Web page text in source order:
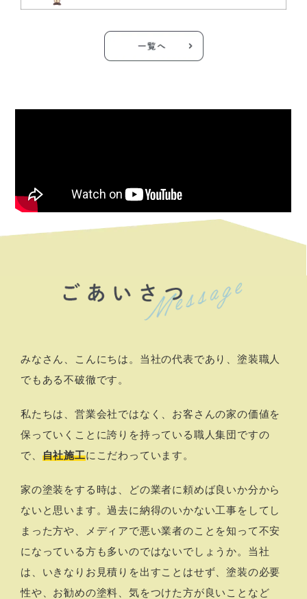
みなさん、こんにちは。当社の代表であり、塗装職人
でもある不破徹です。
私たちは、営業会社ではなく、お客さんの家の価値を
保っていくことに誇りを持っている職人集団ですの
で、 自社施工にこだわっています。
家の塗装をする時は、どの業者に頼めば良いか分から
ないと思います。過去に納得のいかない工事をしてし
まった方や、メディアで悪い業者のことを知って不安
になっている方も多いのではないでしょうか。当社
は、いきなりお見積りを出すことはせず、塗装の必要
性や、お勧めの塗料、気をつけた方が良いことなど